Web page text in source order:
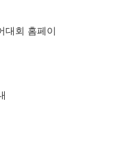
대회 홈페이